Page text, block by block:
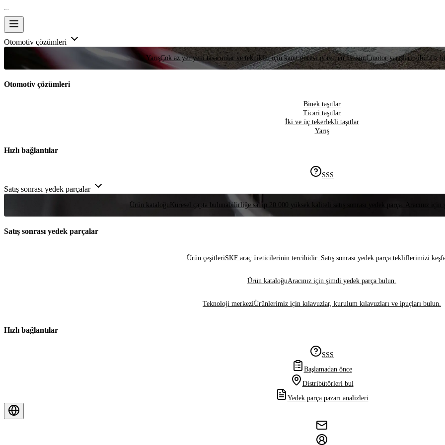
Otomotiv çözümleri
YarışÇok az yer yeni tasarımlar ve teknikler için kanıt görevi gören en üst sınıf motor yarışları gibi titiz
Otomotiv çözümleri
Binek taşıtlar
Ticari taşıtlar
İki ve üç tekerlekli taşıtlar
Yarış
Hızlı bağlantılar
SSS
Satış sonrası yedek parçalar
Ürün kataloğu Küresel çapta bulunabilirliğe sahip 20.000 yüksek kaliteli satış sonrası yedek parça. Aracınız
Satış sonrası yedek parçalar
Ürün çeşitleriSKF araç üreticilerinin tercihidir. Satış sonrası yedek parça tekliflerimizi
Ürün kataloğuAracınız için şimdi yedek parça bulun.
Teknoloji merkeziÜrünlerimiz için kılavuzlar, kurulum kılavuzları ve ipuçları bulun.
Hızlı bağlantılar
SSS
Başlamadan önce
Distribütörleri bul
Yedek parça pazarı analizleri